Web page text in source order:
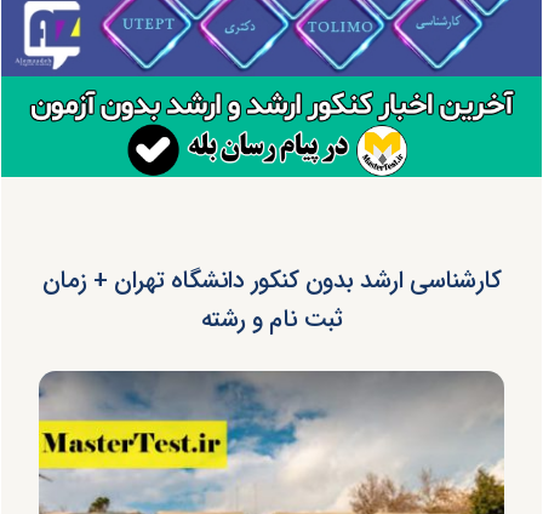
کارشناسی ارشد بدون کنکور دانشگاه تهران + زمان
ثبت نام و رشته